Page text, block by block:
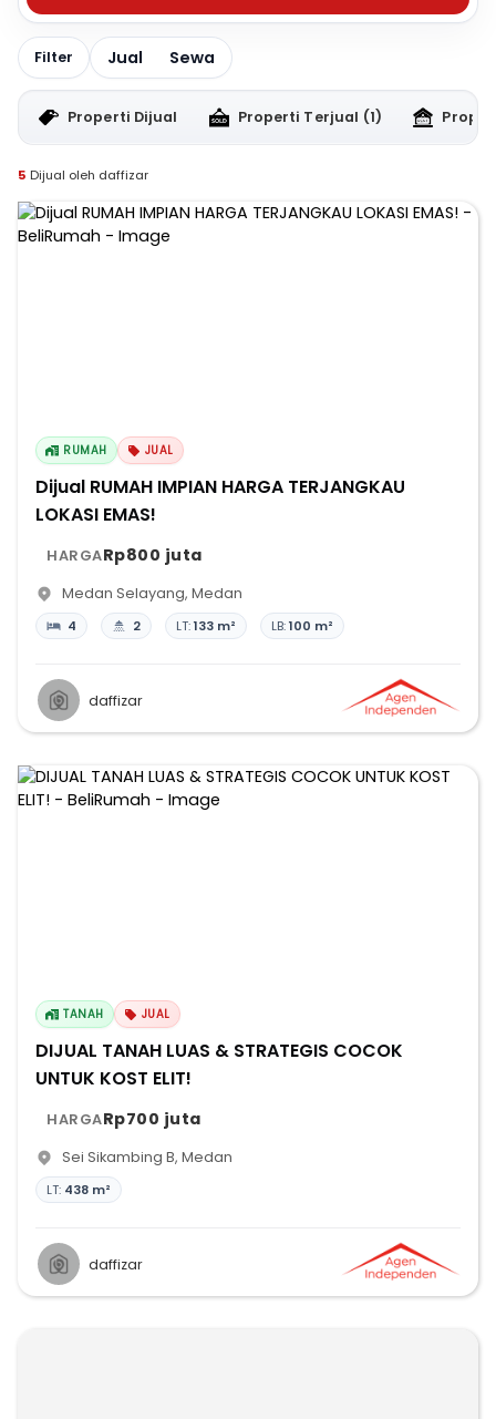
Filter Jual Sewa
Properti Dijual Properti Terjual (1)
5 Dijual oleh daffizar
RUMAH JUAL
Dijual RUMAH IMPIAN HARGA TERJANGKAU
LOKASI EMAS!
HARGARp800 juta
Medan Selayang, Medan
4 2 LT:133 m² LB:100 m²
daffizar
TANAH JUAL
DIJUAL TANAH LUAS & STRATEGIS COCOK
UNTUK KOST ELIT!
HARGARp700 juta
Sei Sikambing B, Medan
LT: 438 m²
daffizar